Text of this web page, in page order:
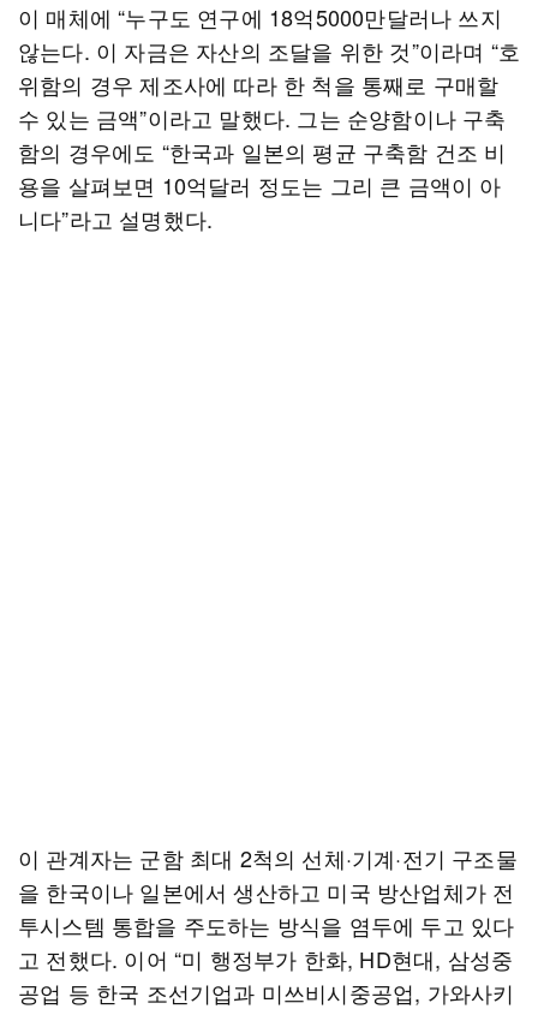
이 매체에 “누구도 연구에 18억5000만달러나 쓰지
않는다. 이 자금은 자산의 조달을 위한 것”이라며 “호
위함의 경우 제조사에 따라 한 척을 통째로 구매할
수 있는 금액”이라고 말했다. 그는 순양함이나 구축
함의 경우에도 “한국과 일본의 평균 구축함 건조 비
용을 살펴보면 10억달러 정도는 그리 큰 금액이 아
니다”라고 설명했다.
이 관계자는 군함 최대 2척의 선체·기계·전기 구조물
을 한국이나 일본에서 생산하고 미국 방산업체가 전
투시스템 통합을 주도하는 방식을 염두에 두고 있다
고 전했다. 이어 “미 행정부가 한화, HD현대, 삼성중
공업 등 한국 조선기업과 미쓰비시중공업, 가와사키